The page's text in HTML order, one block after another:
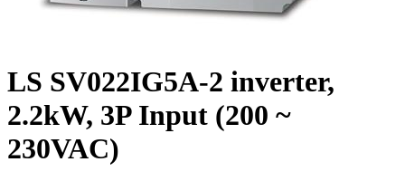
LS SV022IG5A-2 inverter,
2.2kW, 3P Input (200 ~
230VAC)